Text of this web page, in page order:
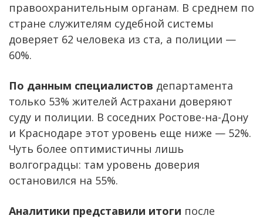
правоохранительным органам. В среднем по
стране служителям судебной системы
доверяет 62 человека из ста, а полиции —
60%.
По данным специалистов департамента
только 53% жителей Астрахани доверяют
суду и полиции. В соседних Ростове-на-Дону
и Краснодаре этот уровень еще ниже — 52%.
Чуть более оптимистичны лишь
волгоградцы: там уровень доверия
остановился на 55%.
Аналитики представили итоги после